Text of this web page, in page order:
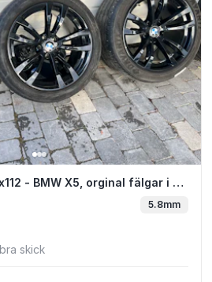
5x112 - BMW X5, Sommardäck 20" 5x112 - BMW X5, orginal fälgar i bra skick
5.8mm
skick